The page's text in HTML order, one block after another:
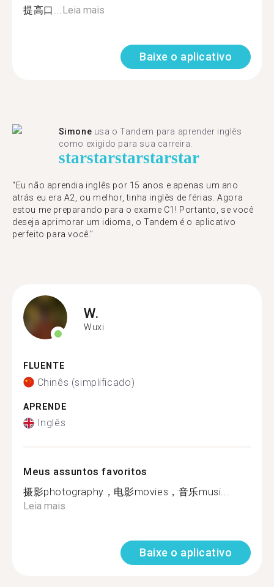
提高口...Leia mais
Baixe o aplicativo
Simone usa o Tandem para aprender inglês
como exigido para sua carreira.
starstarstarstarstar
"Eu não aprendia inglês por 15 anos e apenas um ano
atrás eu era A2, ou melhor, tinha inglês de férias. Agora
estou me preparando para o exame C1! Portanto, se você
deseja aprimorar um idioma, o Tandem é o aplicativo
perfeito para você."
W.
Wuxi
FLUENTE
Chinês (simplificado)
APRENDE
Inglês
Meus assuntos favoritos
摄影photography，电影movies，音乐musi...
Leia mais
Baixe o aplicativo